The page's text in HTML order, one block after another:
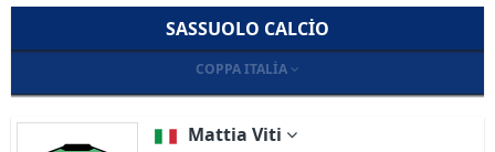
SASSUOLO CALCIO
COPPA ITALIA
Mattia Viti